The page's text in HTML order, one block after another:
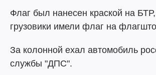
Флаг был нанесен краской на
грузовики имели флаг на
За колонной ехал автомобиль
службы "ДПС".